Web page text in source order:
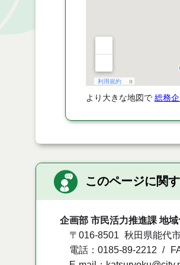
より大きな地図で 総務
このページに関
企画部 市民活力推進課 地
〒016-8501
秋田県能代
電話：0185-89-2212